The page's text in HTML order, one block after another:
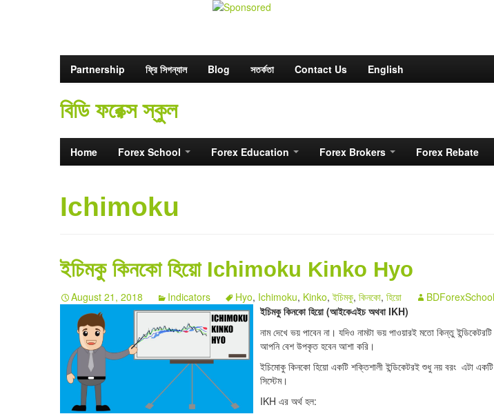
Partnership ফ্রি সিগন্যাল Blog সতর্কতা Contact Us English
বিডি ফরেক্স স্কুল
Home Forex School Forex Education Forex Brokers Forex Rebate
Ichimoku
ইচিমকু কিনকো হিয়ো Ichimoku Kinko Hyo
August 21, 2018 Indicators Hyo, Ichimoku, Kinko,ইচিমকু, কিনকো, হিয়ো
BDForexSchool
ইচিমকু কিনকো হিয়ো (আইকেএইচ অথবা IKH)
নাম দেখে ভয় পাবেন না। যদিও নামটা ভয় পাওয়ারই মতো কিন্তু
আপনি বেশ উপকৃত হবেন আশা করি।
ইচিমোকু কিনকো হিয়ো একটি শক্তিশালী ইন্ডিকেটরই শুধু নয় বরং এটা একটি
সিস্টেম।
IKH এর অর্থ হল: